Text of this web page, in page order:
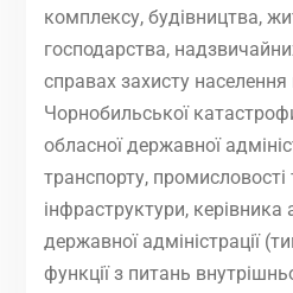
комплексу, будівництва,
господарства,
справах захисту населення
Чорнобильської
обласної державної
транспорту, промисловості
інфраструктури, керівника
державної адміністрації
функції з питань